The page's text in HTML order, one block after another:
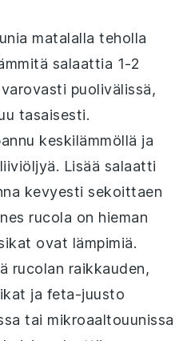
matalalla teholla
salaattia 1-2
puolivälissä,
tasaisesti.
keskilämmöllä ja
. Lisää salaatti
kevyesti sekoittaen
rucola on hieman
ovat lämpimiä.
rucolan raikkauden,
ja feta-juusto
tai mikroaaltouunissa